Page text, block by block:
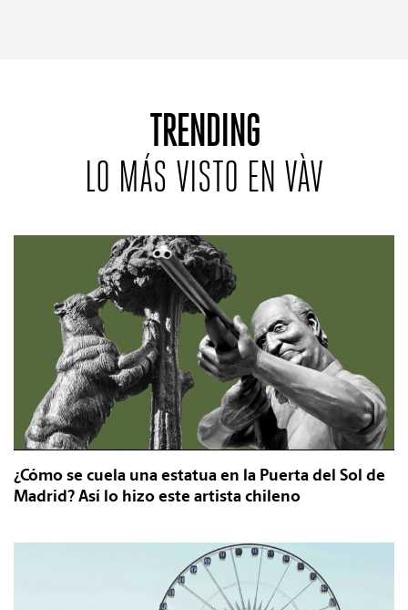
TRENDING
LO MÁS VISTO EN VÀV
¿Cómo se cuela una estatua en la Puerta del Sol de
Madrid? Así lo hizo este artista chileno